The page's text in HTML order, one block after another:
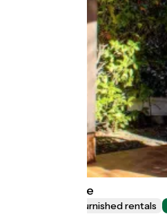
Gîte Aubépine
Lodgings and furnished rentals